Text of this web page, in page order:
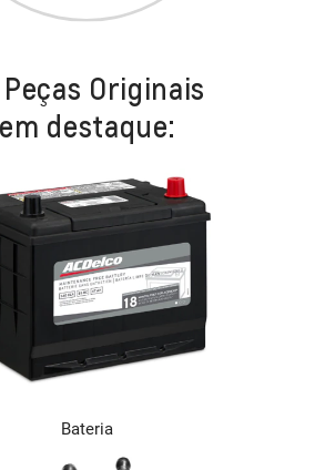
Originais
destaque:
Bateria